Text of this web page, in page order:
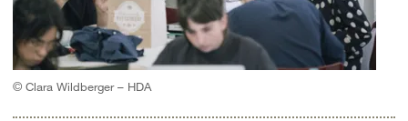
© Clara Wildberger – HDA